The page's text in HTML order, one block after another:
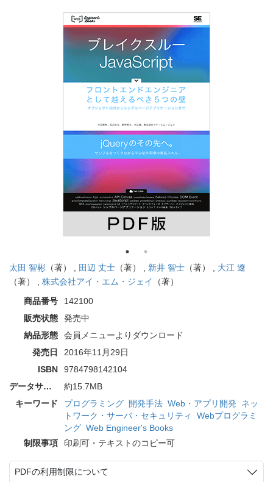
太田 智彬 （著） , 田辺 丈士 （著） , 新井 智士 （著） , 大江 遼
（著） , 株式会社アイ・エム・ジェイ
（著）
商品番号
142100
販売状態
発売中
納品形態
会員メニューよりダウンロード
発売日
2016年11月29日
ISBN
9784798142104
データサイズ
約15.7MB
キーワード
プログラミング 開発手法 Web・アプリ開発
ネッ
トワーク・サーバ・セキュリティ
Webプログラミ
ング Web Engineer's Books
制限事項
印刷可・テキストのコピー可
PDFの利用制限について